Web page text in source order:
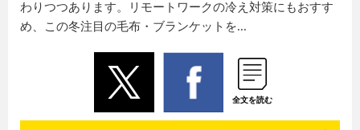
わりつつあります。リモートワークの冷え対策にもおすす
め、この冬注目の毛布・ブランケットを...
全文を読む